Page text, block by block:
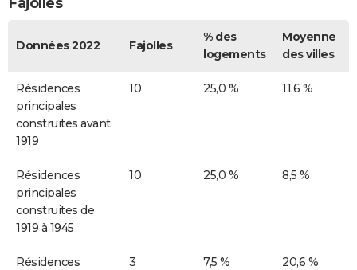
Données 2022 Fajolles
% des
logements
Moyenne
des villes
Résidences
principales
construites avant
1919
10 25,0 % 11,6 %
Résidences
principales
construites de
1919 à 1945
10 25,0 % 8,5 %
Résidences
3 7,5 % 20,6 %